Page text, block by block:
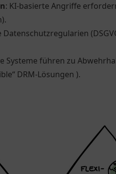
: KI-basierte Angriffe
Datenschutzregularien
Systeme führen zu
DRM-Lösungen ).